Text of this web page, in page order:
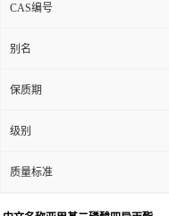
CAS编号
别名
保质期
级别
质量标准